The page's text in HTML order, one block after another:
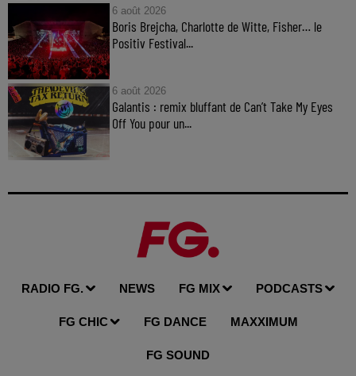
6 août 2026
Boris Brejcha, Charlotte de Witte, Fisher… le
Positiv Festival...
6 août 2026
Galantis : remix bluffant de Can’t Take My Eyes
Off You pour un...
RADIO FG. NEWS FG MIX PODCASTS
FG CHIC FG DANCE MAXXIMUM
FG SOUND